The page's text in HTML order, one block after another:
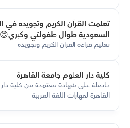
السعودية طوال طفولتي وكبري😊
تعليم قراءة القرآن الكريم وتجويده
كلية دار العلوم جامعة القاهرة
القاهرة لمهارات اللغة العربية